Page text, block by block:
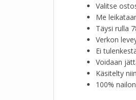
Valitse
Me
Täysi rulla
Verkon
Ei
Voidaan
Käsitelty
100%